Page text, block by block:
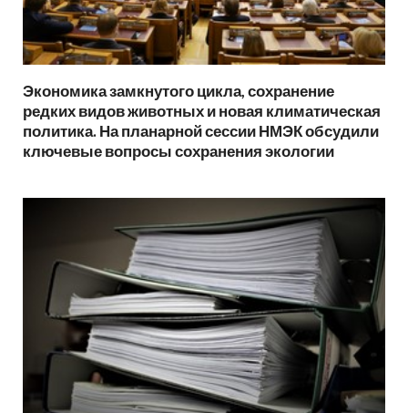
Экономика замкнутого цикла, сохранение
редких видов животных и новая климатическая
политика. На планарной сессии НМЭК обсудили
ключевые вопросы сохранения экологии